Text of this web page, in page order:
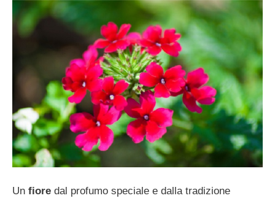
Un fiore dal profumo speciale e dalla tradizione